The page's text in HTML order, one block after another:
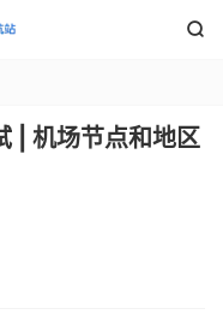

| 机场节点和地区